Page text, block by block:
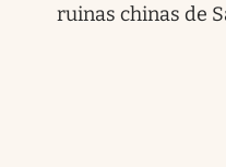
ruinas chinas de